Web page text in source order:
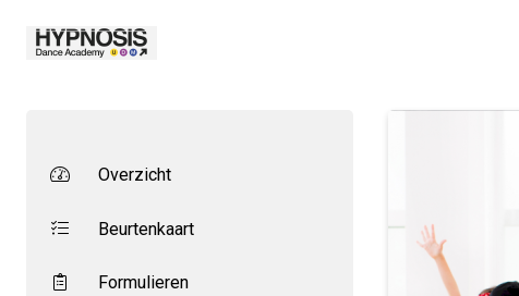
Overzicht
Beurtenkaart
Formulieren